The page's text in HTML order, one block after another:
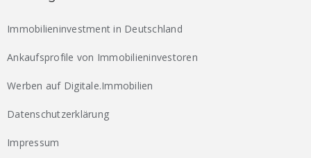
Immobilieninvestment in Deutschland
Ankaufsprofile von Immobilieninvestoren
Werben auf Digitale.Immobilien
Datenschutzerklärung
Impressum